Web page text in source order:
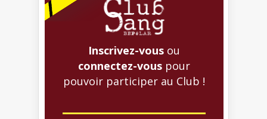
Inscrivez-vous ou
connectez-vous pour
pouvoir participer au Club !